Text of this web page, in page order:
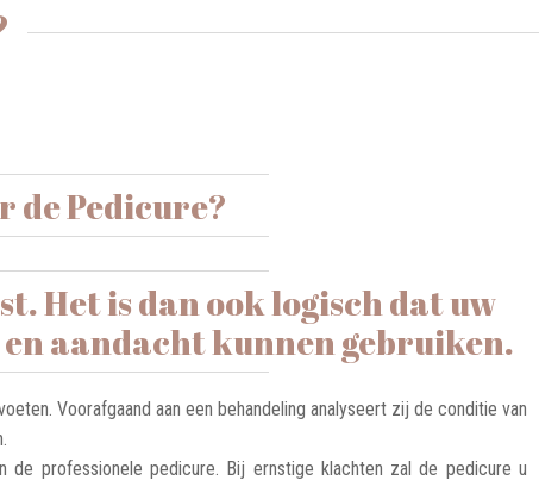
de Pedicure?
Het is dan ook logisch dat uw
aandacht kunnen gebruiken.
Voorafgaand aan een behandeling analyseert zij de conditie van
professionele pedicure. Bij ernstige klachten zal de pedicure u